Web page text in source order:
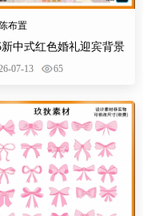
布置
新中式红色婚礼迎宾背景
设计素材效果图KT板制
07-13 65